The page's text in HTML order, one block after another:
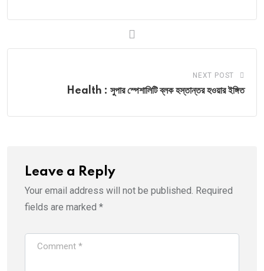
NEXT POST
Health : সুপার স্পেশালিটি ব্লক হস্তান্তর হওয়ার ইঙ্গিত
Leave a Reply
Your email address will not be published. Required
fields are marked *